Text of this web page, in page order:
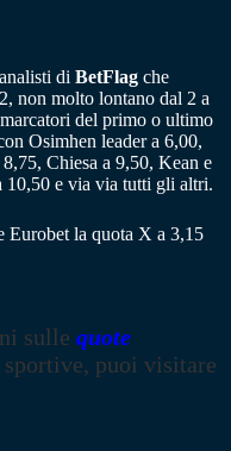
di BetFlag che
non molto lontano dal 2 a
del primo o ultimo
Osimhen leader a 6,00,
Chiesa a 9,50, Kean e
10,50 e via via tutti gli altri.
Eurobet la quota X a 3,15
sulle quote
puoi visitare